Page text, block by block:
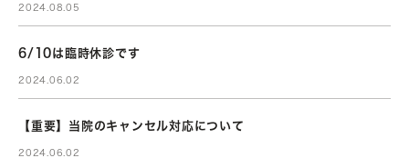
2024.08.05
6/10は臨時休診です
2024.06.02
【重要】当院のキャンセル対応について
2024.06.02